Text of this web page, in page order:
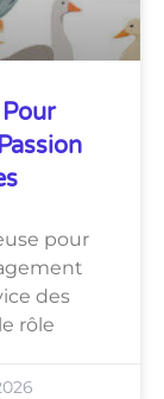
pour
des
rôle